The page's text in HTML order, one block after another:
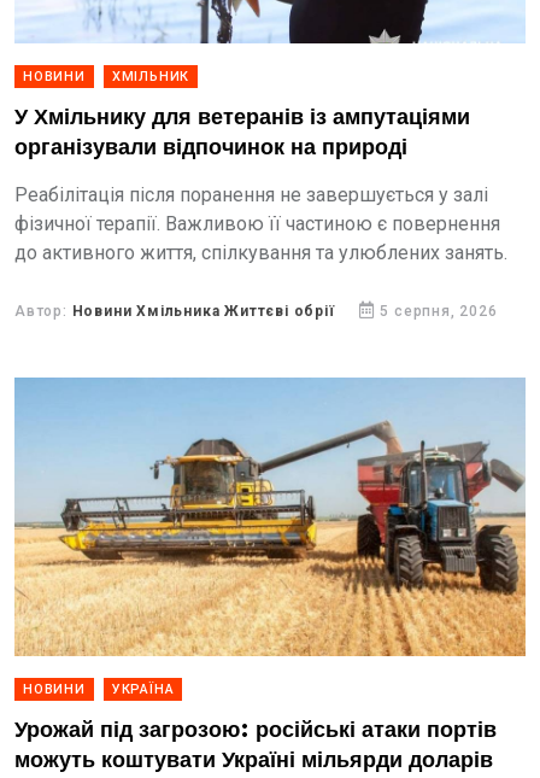
НОВИНИ ХМІЛЬНИК
У Хмільнику для ветеранів із ампутаціями
організували відпочинок на природі
Реабілітація після поранення не завершується у залі
фізичної терапії. Важливою її частиною є повернення
до активного життя, спілкування та улюблених занять.
Автор: Новини Хмільника Життєві обрії 5 серпня, 2026
НОВИНИ УКРАЇНА
Урожай під загрозою: російські атаки портів
можуть коштувати Україні мільярди доларів